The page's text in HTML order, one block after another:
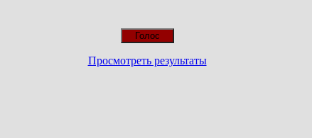
Просмотреть результаты